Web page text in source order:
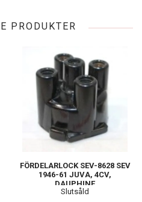
PRODUKTER
FÖRDELARLOCK SEV-8628 SEV
1946-61 JUVA, 4CV,
DAUPHINE
Slutsåld